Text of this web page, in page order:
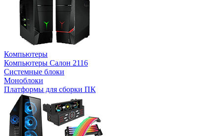
Компьютеры
Компьютеры Салон 2116
Системные блоки
Моноблоки
Платформы для сборки ПК